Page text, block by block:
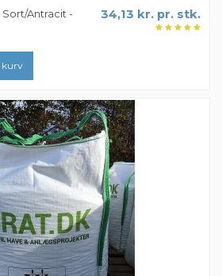
Sort/Antracit -
34,13 kr. pr. stk.